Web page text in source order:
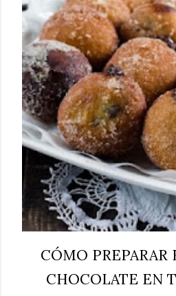
CÓMO PREPARAR
CHOCOLATE EN